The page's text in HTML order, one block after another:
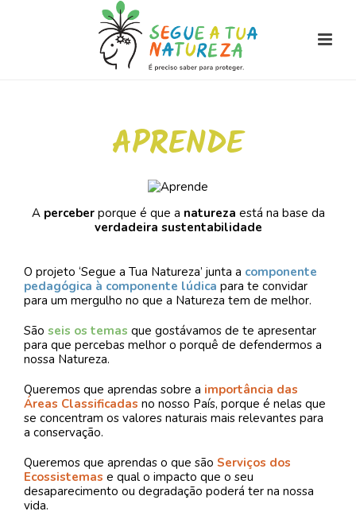
APRENDE
A perceberporque é que a natureza está na base da
verdadeira sustentabilidade
O projeto ‘Segue a Tua Natureza’ junta a componente
pedagógica à componente lúdica para te convidar
para um mergulho no que a Natureza tem de melhor.
São seis os temas que gostávamos de te apresentar
para que percebas melhor o porquê de defendermos a
nossa Natureza.
Queremos que aprendas sobre a importância das
Áreas Classificadas no nosso País, porque é nelas que
se concentram os valores naturais mais relevantes para
a conservação.
Queremos que aprendas o que são Serviços dos
Ecossistemas e qual o impacto que o seu
desaparecimento ou degradação poderá ter na nossa
vida.